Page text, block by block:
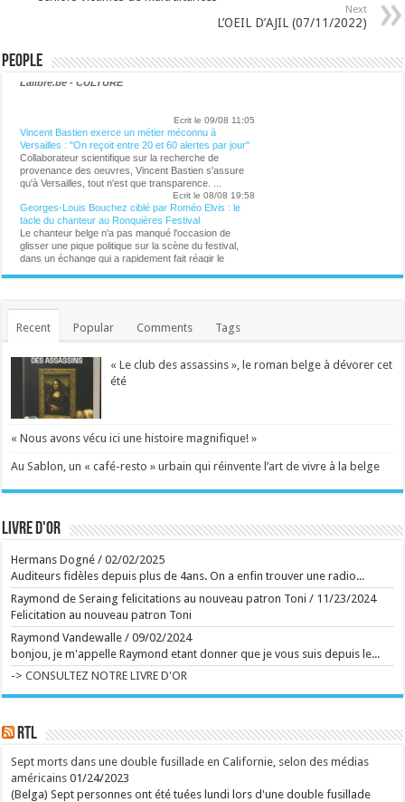
Next
L’OEIL D’AJIL (07/11/2022)
People
Vincent Bastien exerce un métier méconnu à
Versailles : "On reçoit entre 20 et 60 alertes par jour"
Collaborateur scientifique sur la recherche de
provenance des oeuvres, Vincent Bastien s'assure
qu'à Versailles, tout n'est que transparence. ...
Ecrit le 08/08 19:58
Georges-Louis Bouchez ciblé par Roméo Elvis : le
tacle du chanteur au Ronquières Festival
Le chanteur belge n'a pas manqué l'occasion de
glisser une pique politique sur la scène du festival,
dans un échange qui a rapidement fait réagir le
public. ...
Ecrit le 08/08 17:49
Après avoir déclenché une polémique retentissante,
Ecrit le 08/08 14:21
Virginie Efira honorée au festival de Locarno : " Un
regard neuf qui ne cesse de se réinventer"
L'actrice belgo-française Virginie Efira a reçu
vendredi soir le Leopard Club Award dans le cadre du
récompense une personnalité dont le travail dans le
Ecrit le 08/08 12:50
75.000 spectateurs attendus d'ici dimanche dans ce
metal Body Count emmené par le rappeur Ice-T ont
"Belle complicité", "Il est rare que deux âmes
s'éteignent lorsqu'un seul coeur s'arrête": plusieurs
personnalités rendent hommage au papa de Tatayet
Michel Dejeneffe, ventriloque qui donnait vie à la
marionnette Tatayet, est décédé à 77 ans. ...
Ecrit le 08/08 08:15
Eden Hazard crée la surprise et débarque au
Ronquières Festival de manière insolite
Personne ne s'y attendait. Eden Hazard a créé la
surprise en débarquant au Ronquières Festival ce
géante installée au sommet du Plan incliné. ...
Ecrit le 07/08 21:02
Le célèbre ventriloque s'est éteint à l'âge de 77 ans.
...
Ecrit le 07/08 20:03
Recent Popular Comments Tags
« Le club des assassins », le roman belge à dévorer cet
été
« Nous avons vécu ici une histoire magnifique! »
Au Sablon, un « café-resto » urbain qui réinvente l’art de vivre à la belge
Livre d'or
Hermans Dogné /02/02/2025
Auditeurs fidèles depuis plus de 4ans. On a enfin trouver une radio...
Raymond de Seraing felicitations au nouveau patron Toni / 11/23/2024
Felicitation au nouveau patron Toni
Raymond Vandewalle /09/02/2024
bonjou, je m'appelle Raymond etant donner que je vous suis depuis le...
-> CONSULTEZ NOTRE LIVRE D'OR
RTL
Sept morts dans une double fusillade en Californie, selon des médias
américains 01/24/2023
(Belga) Sept personnes ont été tuées lundi lors d'une double fusillade